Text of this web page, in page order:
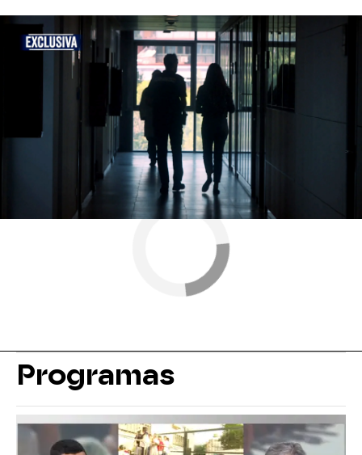
Agresión Sexual Sucesos Madrid
» Programas » Y ahora Sonsoles
Programas